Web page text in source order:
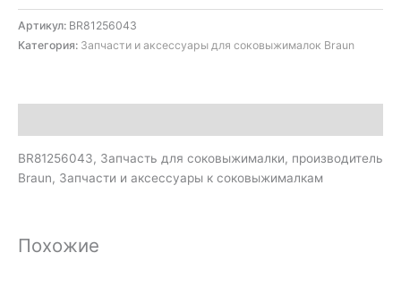
Артикул: BR81256043
Категория: Запчасти и аксессуары для соковыжималок Braun
BR81256043, Запчасть для соковыжималки, производитель
Braun, Запчасти и аксессуары к соковыжималкам
Похожие